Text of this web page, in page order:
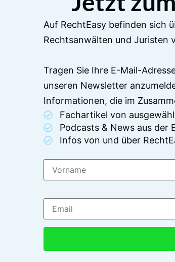
Auf RechtEasy befinden sich
Rechtsanwälten und Juristen
Tragen Sie Ihre E-Mail-
unseren Newsletter
Informationen, die im
Fachartikel von
Podcasts & News aus der
Infos von und über